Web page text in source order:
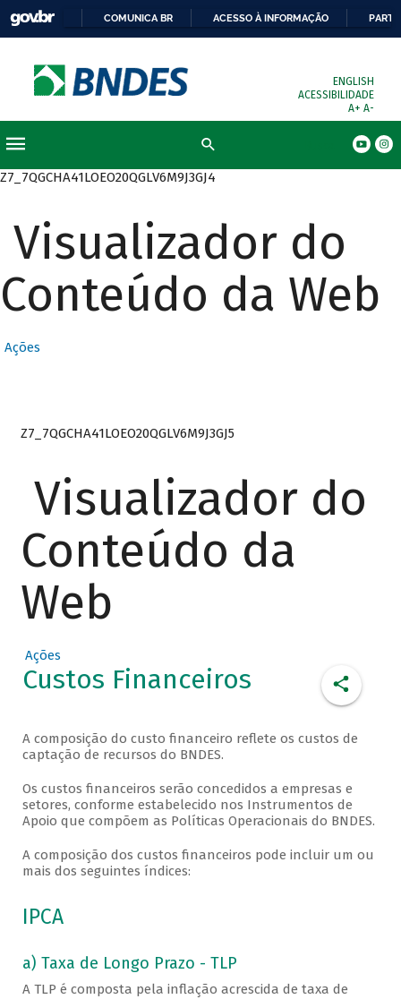
COMUNICA BR ACESSO À INFORMAÇÃO
ENGLISH
ACESSIBILIDADE
A+ A-
Z7_7QGCHA41LOEO20QGLV6M9J3GJ4
Visualizador do
Conteúdo da Web
Ações
Z7_7QGCHA41LOEO20QGLV6M9J3GJ5
Visualizador do
Conteúdo da
Web
Ações
Custos Financeiros
A composição do custo financeiro reflete os custos de
captação de recursos do BNDES.
Os custos financeiros serão concedidos a empresas e
setores, conforme estabelecido nos Instrumentos de
Apoio que compõem as Políticas Operacionais do BNDES.
A composição dos custos financeiros pode incluir um ou
mais dos seguintes índices:
IPCA
a) Taxa de Longo Prazo - TLP
A TLP é composta pela inflação acrescida de taxa de